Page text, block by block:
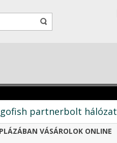
partnerbolt hálózat
VÁSÁROLOK ONLINE